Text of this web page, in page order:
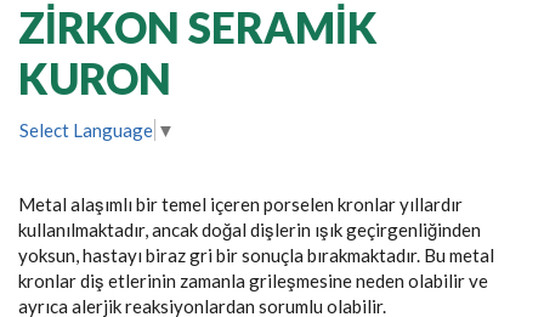
ZIRKON SERAMİK
KURON
Select Language ▼
Metal alaşımlı bir temel içeren porselen kronlar yıllardır
kullanılmaktadır, ancak doğal dişlerin ışık geçirgenliğinden
yoksun, hastayı biraz gri bir sonuçla bırakmaktadır. Bu metal
kronlar diş etlerinin zamanla grileşmesine neden olabilir ve
ayrıca alerjik reaksiyonlardan sorumlu olabilir.